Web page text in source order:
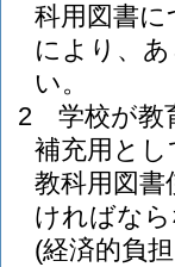
科用図書
により、
い。
2
学校が教
補充用と
教科用図書
ければな
(経済的負